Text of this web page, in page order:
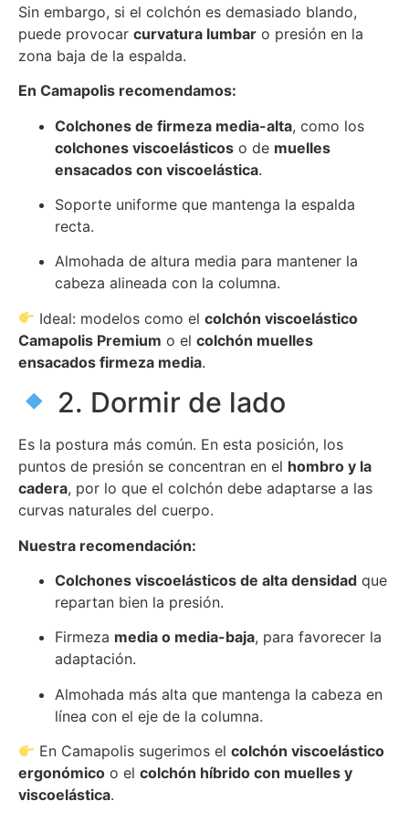
Sin embargo, si el colchón es demasiado blando,
puede provocar curvatura lumbar o presión en la
zona baja de la espalda.
En Camapolis recomendamos:
Colchones de firmeza media-alta, como los
colchones viscoelásticos o de muelles
ensacados con viscoelástica.
Soporte uniforme que mantenga la espalda
recta.
Almohada de altura media para mantener la
cabeza alineada con la columna.
Ideal: modelos como elcolchón viscoelástico
Camapolis Premium o el colchón muelles
ensacados firmeza media.
2. Dormir de lado
Es la postura más común. En esta posición, los
puntos de presión se concentran en el hombro y la
cadera, por lo que el colchón debe adaptarse a las
curvas naturales del cuerpo.
Nuestra recomendación:
Colchones viscoelásticos de alta densidad que
repartan bien la presión.
Firmeza media o media-baja, para favorecer la
adaptación.
Almohada más alta que mantenga la cabeza en
línea con el eje de la columna.
En Camapolis sugerimos elcolchón viscoelástico
ergonómico o el colchón híbrido con muelles y
viscoelástica.